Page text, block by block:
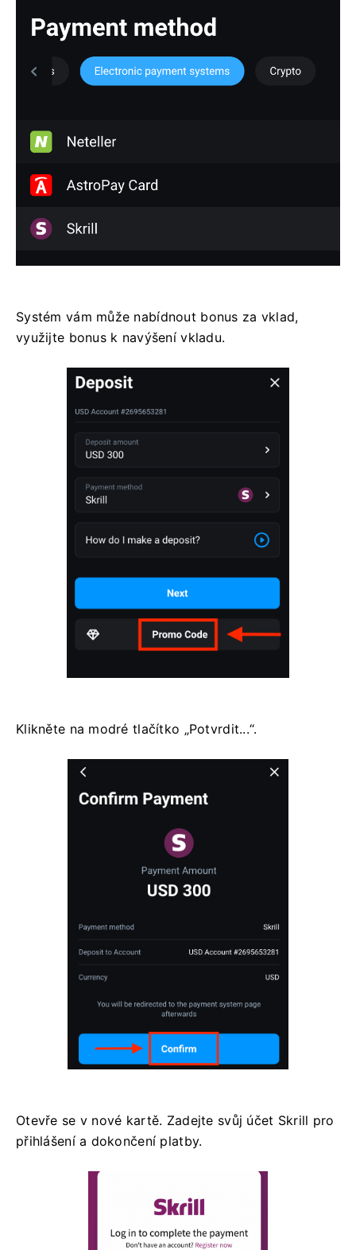
Systém vám může nabídnout bonus za vklad,
využijte bonus k navýšení vkladu.
Klikněte na modré tlačítko „Potvrdit...“.
Otevře se v nové kartě. Zadejte svůj účet Skrill pro
přihlášení a dokončení platby.